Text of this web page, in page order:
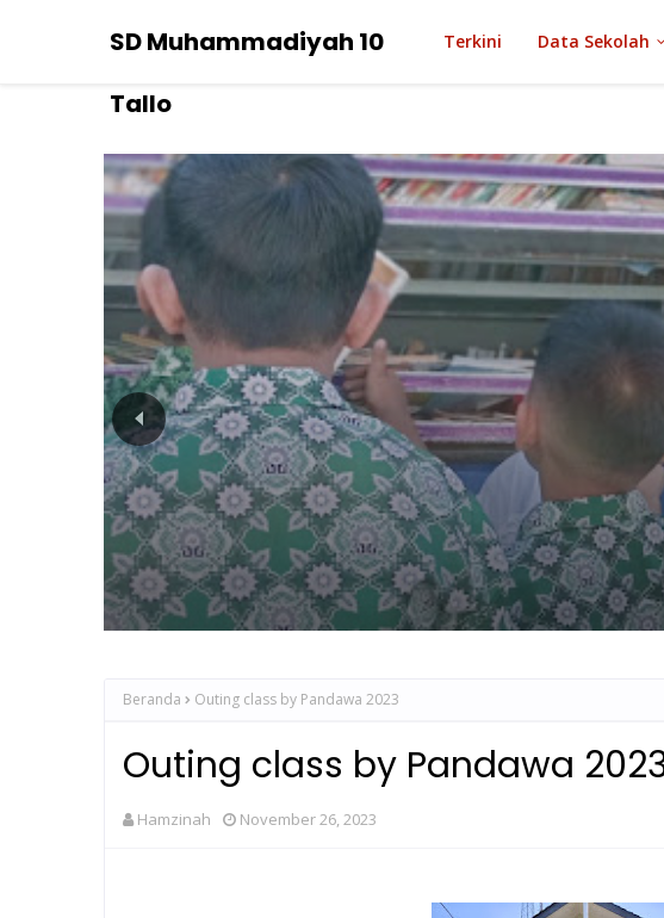
SD Muhammadiyah 10
Tallo
Terkini Data Sekolah
Beranda Outing class by Pandawa 2023
Outing class by Pandawa
Hamzinah November 26, 2023